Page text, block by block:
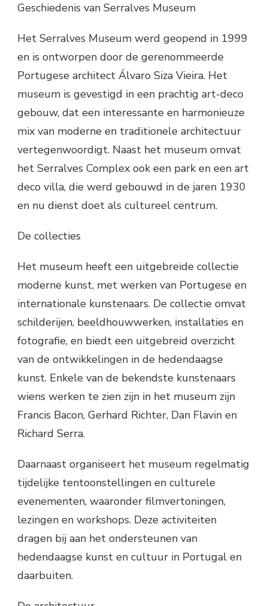
Geschiedenis van Serralves Museum
Het Serralves Museum werd geopend in 1999
en is ontworpen door de gerenommeerde
Portugese architect Álvaro Siza Vieira. Het
museum is gevestigd in een prachtig art-deco
gebouw, dat een interessante en harmonieuze
mix van moderne en traditionele architectuur
vertegenwoordigt. Naast het museum omvat
het Serralves Complex ook een park en een art
deco villa, die werd gebouwd in de jaren 1930
en nu dienst doet als cultureel centrum.
De collecties
Het museum heeft een uitgebreide collectie
moderne kunst, met werken van Portugese en
internationale kunstenaars. De collectie omvat
schilderijen, beeldhouwwerken, installaties en
fotografie, en biedt een uitgebreid overzicht
van de ontwikkelingen in de hedendaagse
kunst. Enkele van de bekendste kunstenaars
wiens werken te zien zijn in het museum zijn
Francis Bacon, Gerhard Richter, Dan Flavin en
Richard Serra.
Daarnaast organiseert het museum regelmatig
tijdelijke tentoonstellingen en culturele
evenementen, waaronder filmvertoningen,
lezingen en workshops. Deze activiteiten
dragen bij aan het ondersteunen van
hedendaagse kunst en cultuur in Portugal en
daarbuiten.